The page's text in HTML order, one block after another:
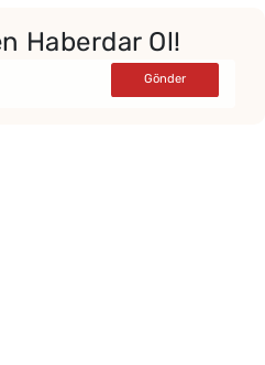
Haberdar Ol!